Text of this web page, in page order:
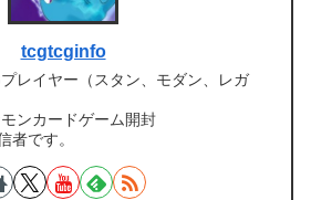
tcgtcginfo
レイヤー（スタン、モダン、レガ
ンカードゲーム開封
者です。